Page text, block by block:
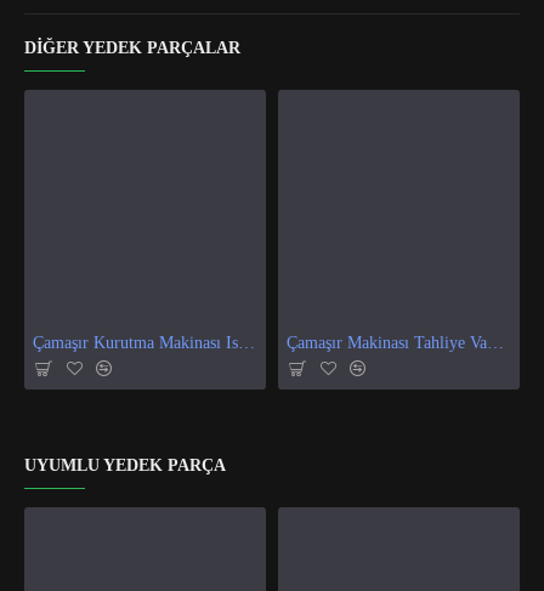
DIĞER YEDEK PARÇALAR
Çamaşır Makinası Tahliye Vanası
UYUMLU YEDEK PARÇA